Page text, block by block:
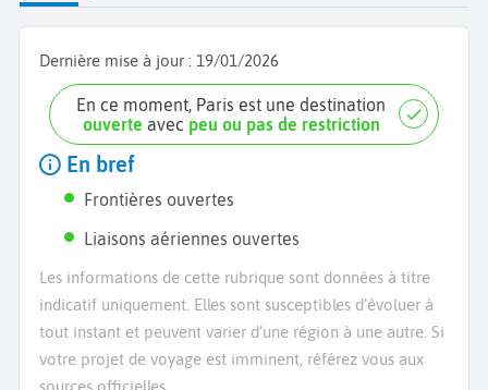
Dernière mise à jour : 19/01/2026
En ce moment, Paris est une destination
ouverte avec peu ou pas de restriction
En bref
Frontières ouvertes
Liaisons aériennes ouvertes
Les informations de cette rubrique sont données à titre
indicatif uniquement. Elles sont susceptibles d’évoluer à
tout instant et peuvent varier d’une région à une autre. Si
votre projet de voyage est imminent, référez vous aux
sources officielles.